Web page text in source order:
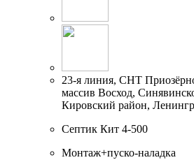
23-я линия, СНТ
массив Восход,
Кировский район,
Септик Кит 4-500
Монтаж+пуско-наладка